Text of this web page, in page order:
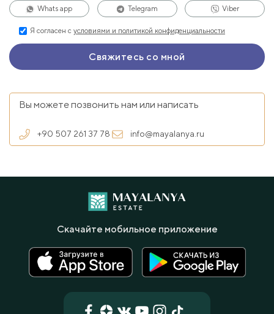
Whats app Telegram Viber
Я согласен с условиями и политикой конфиденциальности
Вы можете позвонить нам или написать
+90 507 261 37 78 info@mayalanya.ru
Скачайте мобильное приложение